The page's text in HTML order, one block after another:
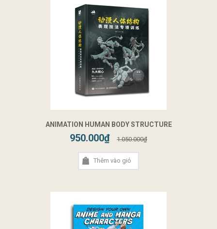
ANIMATION HUMAN BODY STRUCTURE
950.000₫ 1.050.000₫
Thêm vào giỏ